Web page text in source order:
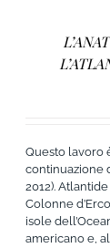
Questo lavoro
continuazione
2012).
Colonne
isole
americano e,